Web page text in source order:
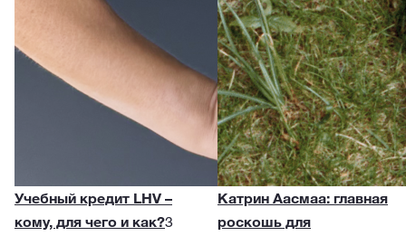
Учебный кредит LHV –
кому, для чего и как?3
Катрин Аасмаа: главная
роскошь для